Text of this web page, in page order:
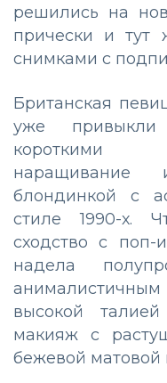
решились на
прически и тут
снимками с
Британская
уже
короткими
наращивание
блондинкой с
стиле 1990-х.
сходство с поп-
надела
высокой
макияж с
бежевой матовой